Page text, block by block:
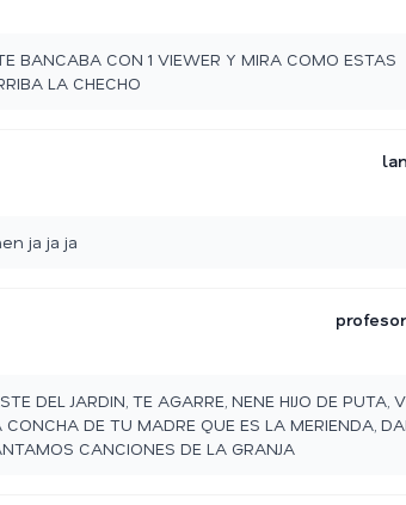
BANCABA CON 1 VIEWER Y MIRA COMO ESTAS
LA CHECHO
ja ja ja
DEL JARDIN, TE AGARRE, NENE HIJO DE PUTA,
DE TU MADRE QUE ES LA MERIENDA,
CANCIONES DE LA GRANJA